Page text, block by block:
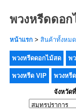
พวงหรีดดอก
หน้าแรก > สินค้าทั้งหมด
พวงหรีดดอกไม้สด พ
พวงหรีด VIP พวงหรี
จังหวัด